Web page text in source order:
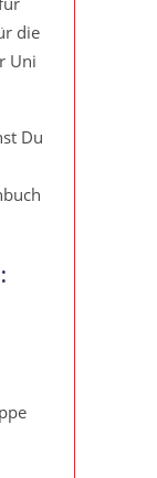
die
Uni
Du